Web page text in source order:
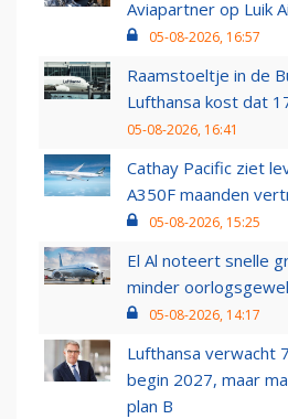
Aviapartner op Luik
05-08-2026, 16:57
Raamstoeltje in de
Lufthansa kost dat
05-08-2026, 16:41
Cathay Pacific ziet
A350F maanden
05-08-2026, 15:25
El Al noteert snelle
minder
05-08-2026, 14:17
Lufthansa verwacht
begin 2027, maar
plan B